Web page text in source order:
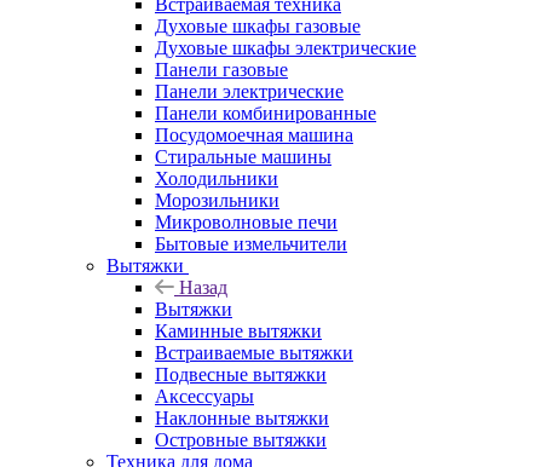
Встраиваемая техника
Духовые шкафы газовые
Духовые шкафы электрические
Панели газовые
Панели электрические
Панели комбинированные
Посудомоечная машина
Стиральные машины
Холодильники
Морозильники
Микроволновые печи
Бытовые измельчители
Вытяжки
Назад
Вытяжки
Каминные вытяжки
Встраиваемые вытяжки
Подвесные вытяжки
Аксессуары
Наклонные вытяжки
Островные вытяжки
Техника для дома